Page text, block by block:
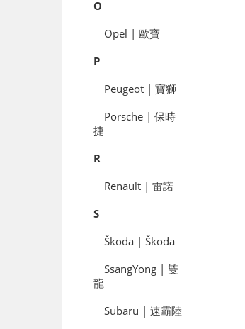
O
Opel | 歐寶
P
Peugeot | 寶獅
Porsche | 保時
捷
R
Renault | 雷諾
S
Škoda | Škoda
SsangYong | 雙
龍
Subaru | 速霸陸